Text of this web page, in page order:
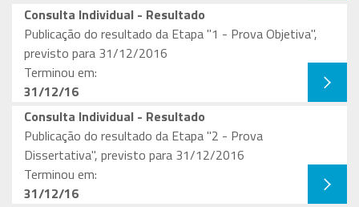
Consulta Individual - Resultado
Publicação do resultado da Etapa "1 - Prova Objetiva",
previsto para 31/12/2016
Terminou em:
31/12/16
Consulta Individual - Resultado
Publicação do resultado da Etapa "2 - Prova
Dissertativa", previsto para 31/12/2016
Terminou em:
31/12/16